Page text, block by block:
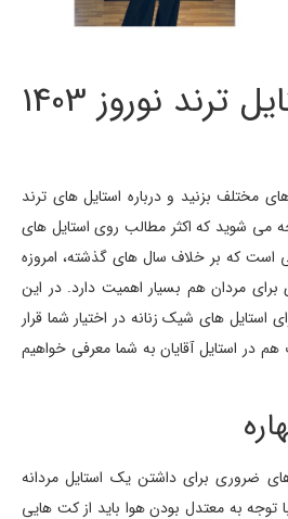
چند ایده استایل ترند نوروز 1403
مختلف بزنید و درباره استایل های ترند
می شوید که اکثر مطالب روی استایل های
است که بر خلاف سال های گذشته، امروزه
مردان هم بسیار اهمیت دارد. در این
استایل های شیک زنانه در اختیار شما قرار
در استایل آقایان به شما معرفی خواهیم
ضروری برای داشتن یک استایل مردانه
توجه به معتدل بودن هوا باید از کت هایی